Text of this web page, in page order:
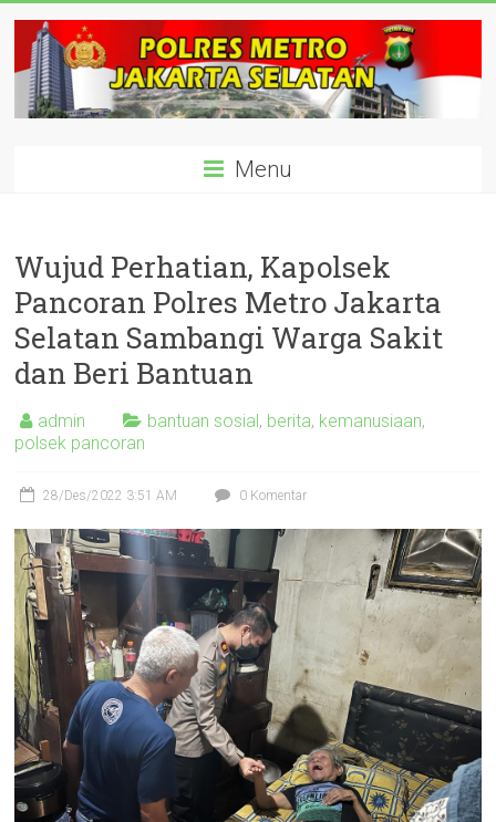
content
polisijaksel Menu
Wujud Perhatian, Kapolsek
Pancoran Polres Metro Jakarta
Selatan Sambangi Warga Sakit
dan Beri Bantuan
admin bantuan sosial, berita, kemanusiaan,
polsek pancoran
28/Des/2022 3:51 AM 0 Komentar